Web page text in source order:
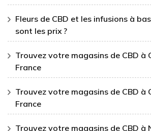
Fleurs de CBD et les infusions à
sont les prix ?
Trouvez votre magasins de CBD à
France
Trouvez votre magasins de CBD à
France
Trouvez votre magasins de CBD à